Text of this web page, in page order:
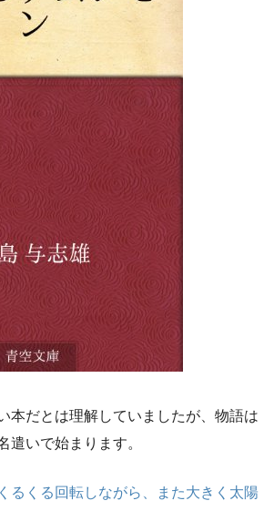
本だとは理解していましたが、物語は
遣いで始まります。
るくる回転しながら、また大きく太陽